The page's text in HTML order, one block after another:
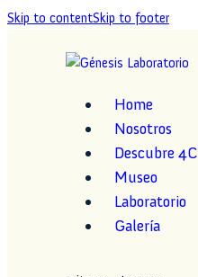
Skip to contentSkip to footer
Home
Nosotros
Descubre 4C
Museo
Laboratorio
Galería